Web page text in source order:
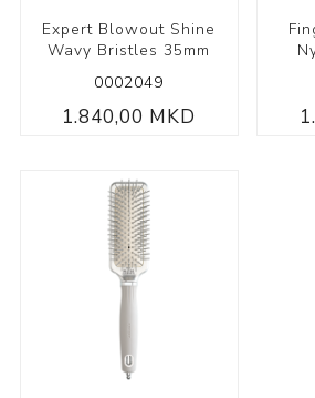
Expert Blowout Shine
Wavy Bristles 35mm
0002049
1.840,00 MKD